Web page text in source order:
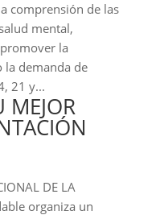
comprensión de las
mental,
la
la demanda de
21 y...
MEJOR
DE LA
organiza un